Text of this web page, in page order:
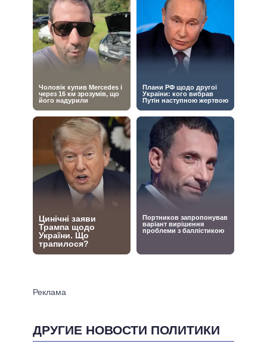
ДРУГИЕ НОВОСТИ ПОЛИТИКИ